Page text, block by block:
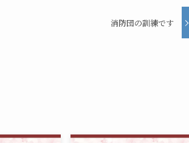
消防団の訓練です